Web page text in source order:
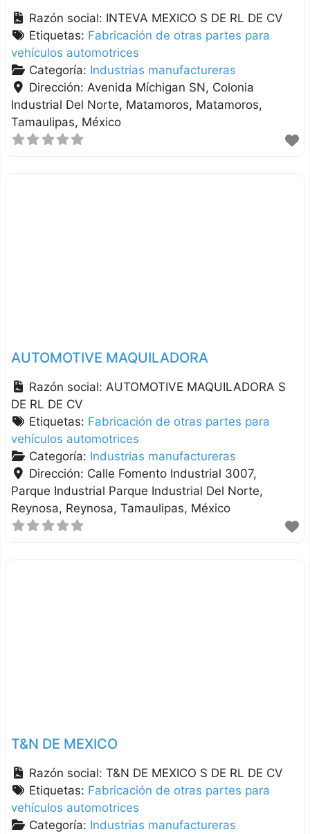
Razón social: INTEVA MEXICO S DE RL DE CV
Etiquetas: Fabricación de otras partes para
vehículos automotrices
Categoría: Industrias manufactureras
Dirección: Avenida Míchigan SN, Colonia
Industrial Del Norte, Matamoros Matamoros
Tamaulipas México
AUTOMOTIVE MAQUILADORA
Razón social: AUTOMOTIVE MAQUILADORA S
DE RL DE CV
Etiquetas: Fabricación de otras partes para
vehículos automotrices
Categoría: Industrias manufactureras
Dirección: Calle Fomento Industrial 3007,
Parque Industrial Parque Industrial Del Norte,
Reynosa Reynosa Tamaulipas México
T&N DE MEXICO
Razón social:T&N DE MEXICO S DE RL DE CV
Etiquetas: Fabricación de otras partes para
vehículos automotrices
Categoría: Industrias manufactureras